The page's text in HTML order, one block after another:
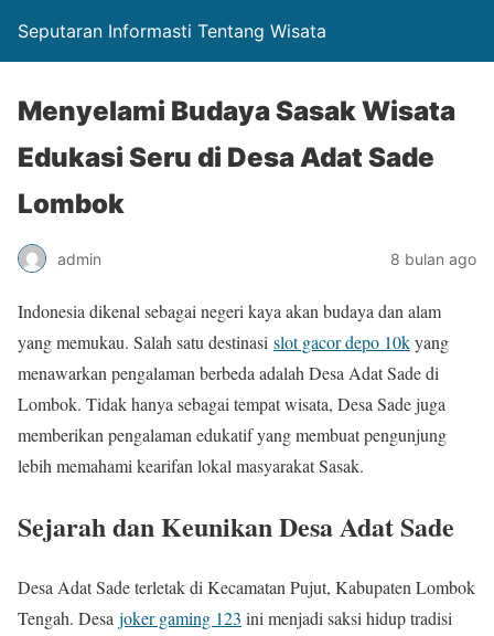
Seputaran Informasti Tentang Wisata
Menyelami Budaya Sasak Wisata
Edukasi Seru di Desa Adat Sade
Lombok
admin 8 bulan ago
Indonesia dikenal sebagai negeri kaya akan budaya dan alam
yang memukau. Salah satu destinasi slot gacor depo 10kyang
menawarkan pengalaman berbeda adalah Desa Adat Sade di
Lombok. Tidak hanya sebagai tempat wisata, Desa Sade juga
memberikan pengalaman edukatif yang membuat pengunjung
lebih memahami kearifan lokal masyarakat Sasak.
Sejarah dan Keunikan Desa Adat Sade
Desa Adat Sade terletak di Kecamatan Pujut, Kabupaten Lombok
Tengah. Desa joker gaming 123 ini menjadi saksi hidup tradisi